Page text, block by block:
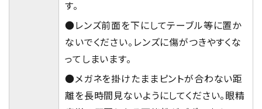
す。
●レンズ前面を下にしてテーブル等に置か
ないでください。レンズに傷がつきやすくな
ってしまいます。
●メガネを掛けたままピントが合わない距
離を長時間見ないようにしてください。眼精